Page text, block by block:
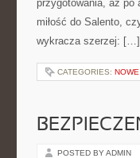
przygotowania, aż po
miłość do Salento,
wykracza szerzej: […]
CATEGORIES:
POSTED BY ADMIN